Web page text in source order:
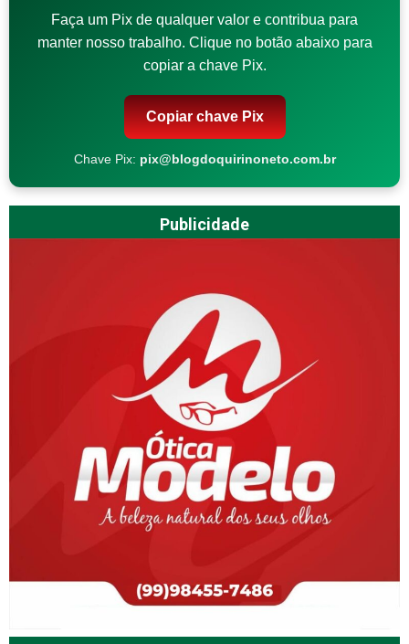
Faça um Pix de qualquer valor e contribua para
manter nosso trabalho. Clique no botão abaixo para
copiar a chave Pix.
Copiar chave Pix
Chave Pix: pix@blogdoquirinoneto.com.br
Publicidade